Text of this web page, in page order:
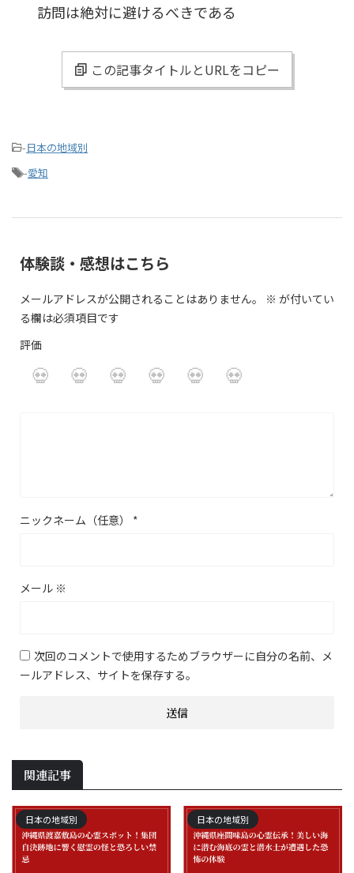
訪問は絶対に避けるべきである
この記事タイトルとURLをコピー
-日本の地域別
-愛知
体験談・感想はこちら
メールアドレスが公開されることはありません。 ※ が付いてい
る欄は必須項目です
評価
ニックネーム（任意） *
メール ※
次回のコメントで使用するためブラウザーに自分の名前、メ
ールアドレス、サイトを保存する。
関連記事
日本の地域別 日本の地域別